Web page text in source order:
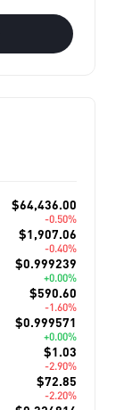
$64,436.00
-0.50%
$1,907.06
-0.40%
$0.999239
+0.00%
$590.60
-1.60%
$0.999571
+0.00%
$1.03
-2.90%
$72.85
-2.20%